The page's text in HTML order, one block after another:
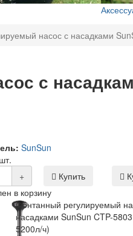
насос с насадками
с
SunSun
+ Купить
в корзину
Фонтанный регулируемый
насадками SunSun CTP-
5200л/ч)